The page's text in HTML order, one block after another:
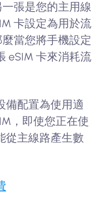
張是您的主用線
卡設定為用於流
當您將手機設定
eSIM 卡來消耗流
備配置為使用適
，即使您正在使
從主線路產生數